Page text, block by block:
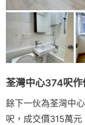
荃灣中心374呎
餘下一伙為荃灣中
呎，成交價315萬